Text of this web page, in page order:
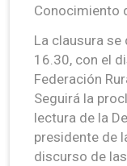
Conocimiento
La clausura
16.30, con el
Federación
Seguirá la
lectura de la
presidente de
discurso de